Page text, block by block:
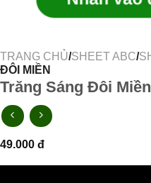
TRANG CHỦ/SHEET ABC/
ĐÔI MIỀN
Trăng Sáng Đôi Miền
49.000 đ